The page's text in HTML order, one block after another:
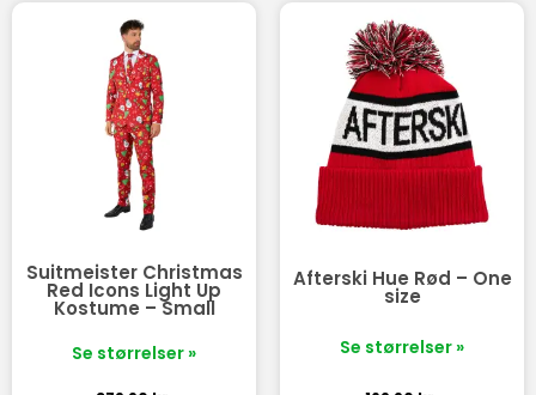
Suitmeister Christmas
Red Icons Light Up
Kostume – Small
Se størrelser »
Afterski Hue Rød – One
size
Se størrelser »